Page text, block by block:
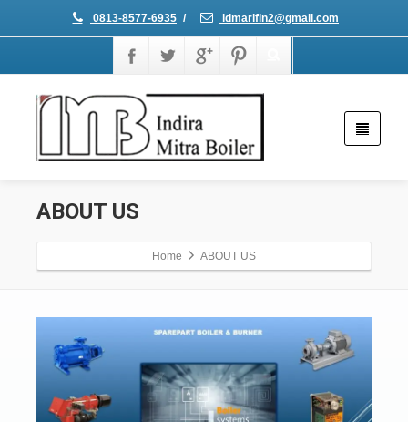
0813-8577-6935 / idmarifin2@gmail.com
ABOUT US
Home ABOUT US